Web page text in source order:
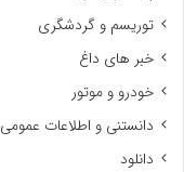
توریسم و گردشگری
خبر های داغ
خودرو و موتور
دانستنی و اطلاعات عمومی
دانلود